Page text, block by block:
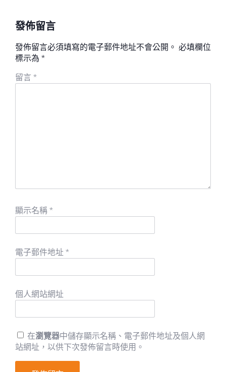
發佈留言
發佈留言必須填寫的電子郵件地址不會公開。 必填欄位
標示為 *
留言 *
顯示名稱 *
電子郵件地址 *
個人網站網址
在瀏覽器中儲存顯示名稱、電子郵件地址及個人網
站網址，以供下次發佈留言時使用。